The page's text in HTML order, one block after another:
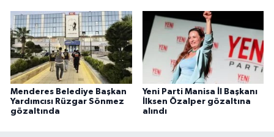
Menderes Belediye Başkan
Yardımcısı Rüzgar Sönmez
gözaltında
Yeni Parti Manisa İl Başkanı
İlksen Özalper gözaltına
alındı